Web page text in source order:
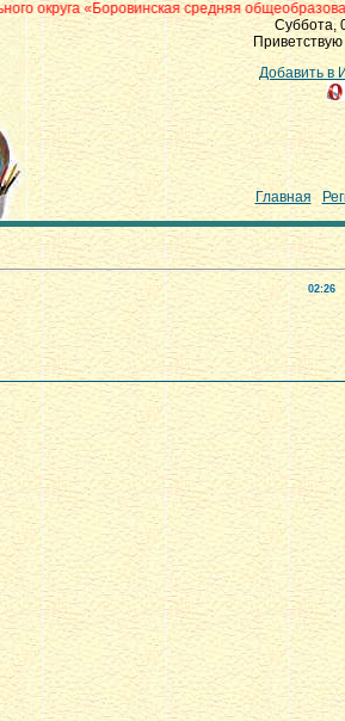
средняя общеобразовательная
Суббота,
Добавить в
Главная
02:26